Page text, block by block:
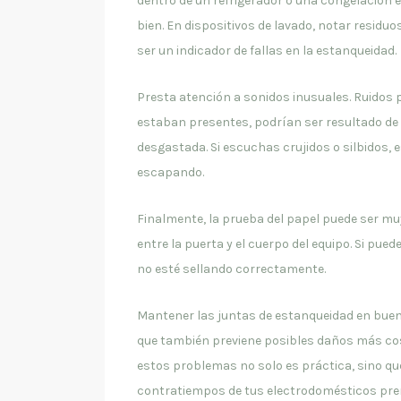
bien. En dispositivos de lavado, notar
ser un indicador de fallas en la estanqueidad.
Presta atención a sonidos inusuales. Ruidos
estaban presentes, podrían ser resultado
desgastada. Si escuchas crujidos o silbidos,
escapando.
Finalmente, la prueba del papel puede ser
entre la puerta y el cuerpo del equipo. Si
no esté sellando correctamente.
Mantener las juntas de estanqueidad en
que también previene posibles daños más
estos problemas no solo es práctica, sino
contratiempos de tus electrodomésticos